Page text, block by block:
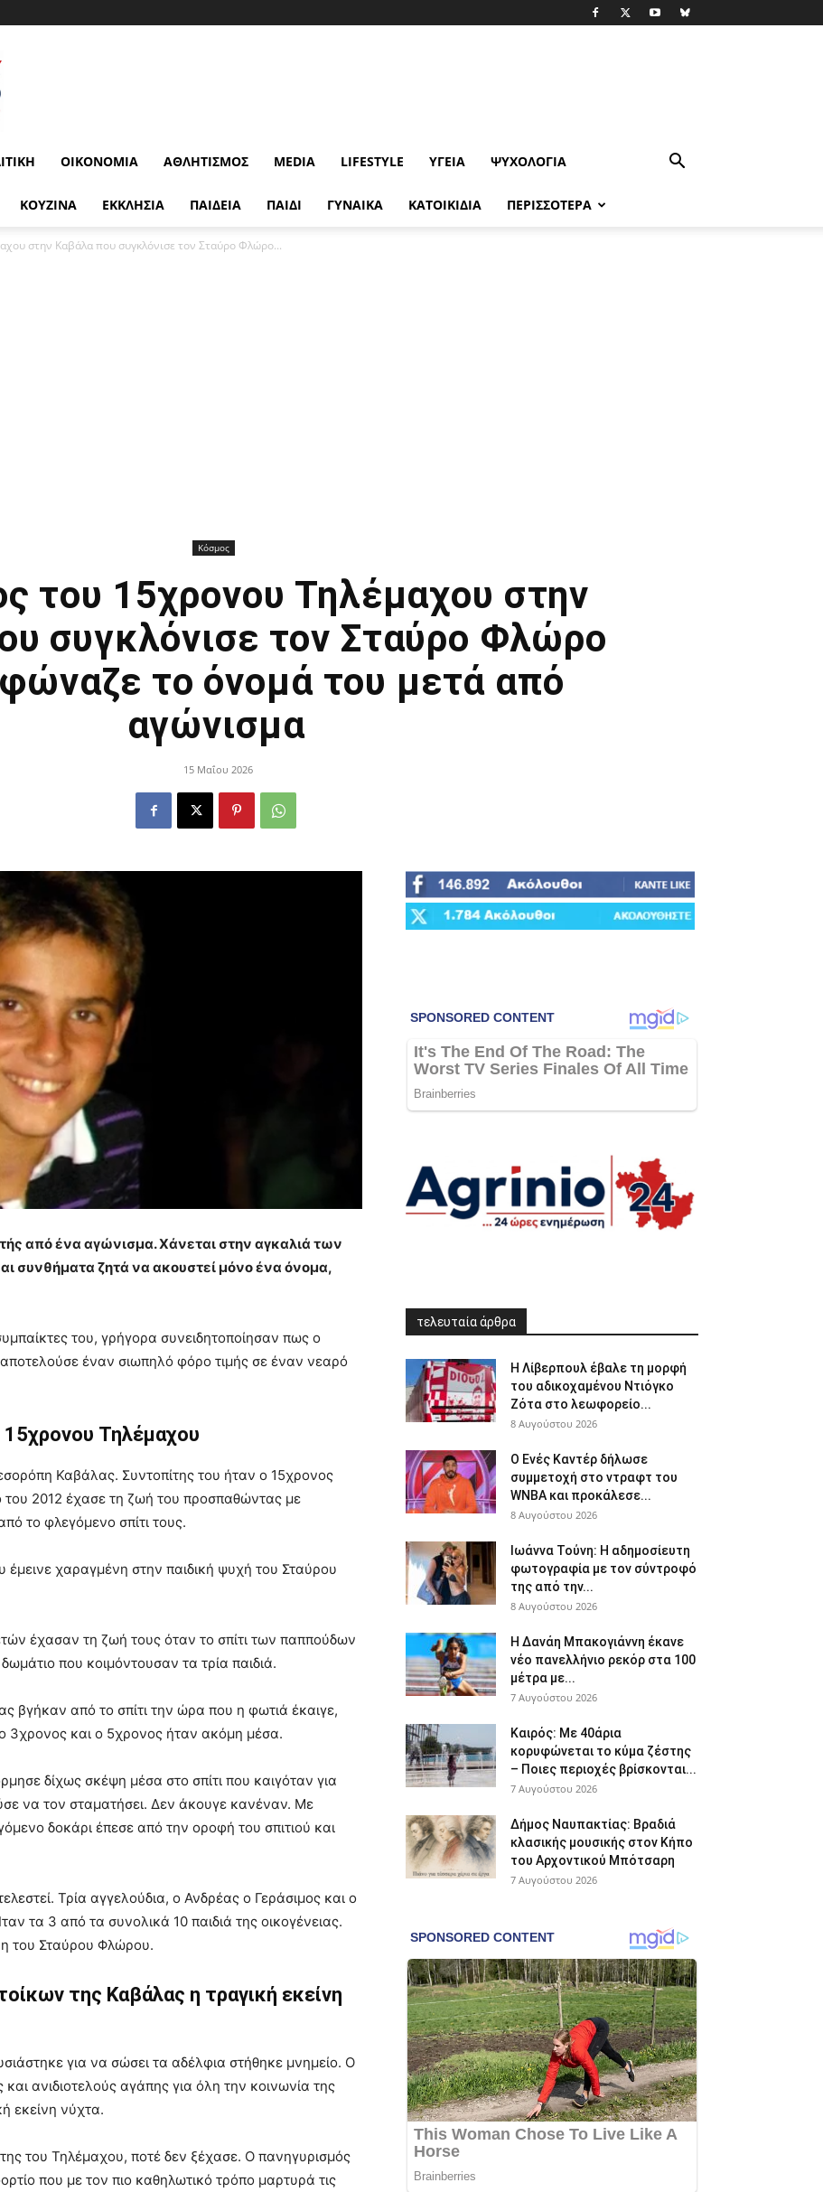
ΟΙΚΟΝΟΜΊΑ ΑΘΛΗΤΙΣΜΌΣ MEDIA LIFESTYLE ΥΓΕΊΑ ΨΥΧΟΛΟΓΙΑ
ΚΟΥΖΙΝΑ ΕΚΚΛΗΣΙΑ ΠΑΙΔΕΙΑ ΠΑΙΔΙ ΓΥΝΑΙΚΑ ΚΑΤΟΙΚΙΔΙΑ ΠΕΡΙΣΣΟΤΕΡΑ
στην Καβάλα που συγκλόνισε τον Σταύρο Φλώρο...
Κόσμος
του 15χρονου Τηλέμαχου στην
συγκλόνισε τον Σταύρο Φλώρο
φώναζε το όνομά του μετά από
αγώνισμα
15 Μαΐου 2026
από ένα αγώνισμα. Χάνεται στην αγκαλιά των
συνθήματα ζητά να ακουστεί μόνο ένα όνομα,
του, γρήγορα συνειδητοποίησαν πως ο
έναν σιωπηλό φόρο τιμής σε έναν νεαρό
15χρονου Τηλέμαχου
Καβάλας. Συντοπίτης του ήταν ο 15χρονος
του 2012 έχασε τη ζωή του προσπαθώντας με
το φλεγόμενο σπίτι τους.
έμεινε χαραγμένη στην παιδική ψυχή του Σταύρου
έχασαν τη ζωή τους όταν το σπίτι των παππούδων
που κοιμόντουσαν τα τρία παιδιά.
βγήκαν από το σπίτι την ώρα που η φωτιά έκαιγε,
3χρονος και ο 5χρονος ήταν ακόμη μέσα.
δίχως σκέψη μέσα στο σπίτι που καιγόταν για
να τον σταματήσει. Δεν άκουγε κανέναν. Με
δοκάρι έπεσε από την οροφή του σπιτιού και
Τρία αγγελούδια, ο Ανδρέας ο Γεράσιμος και ο
τα 3 από τα συνολικά 10 παιδιά της οικογένειας.
του Σταύρου Φλώρου.
της Καβάλας η τραγική εκείνη
για να σώσει τα αδέλφια στήθηκε μνημείο. Ο
ανιδιοτελούς αγάπης για όλη την κοινωνία της
εκείνη νύχτα.
του Τηλέμαχου, ποτέ δεν ξέχασε. Ο πανηγυρισμός
που με τον πιο καθηλωτικό τρόπο μαρτυρά τις
τελευταία άρθρα
Η Λίβερπουλ έβαλε τη μορφή
του αδικοχαμένου Ντιόγκο
Ζότα στο λεωφορείο...
8 Αυγούστου 2026
Ο Ενές Καντέρ δήλωσε
συμμετοχή στο ντραφτ του
WNBA και προκάλεσε...
8 Αυγούστου 2026
Ιωάννα Τούνη: Η αδημοσίευτη
φωτογραφία με τον σύντροφό
της από την...
8 Αυγούστου 2026
Η Δανάη Μπακογιάννη έκανε
νέο πανελλήνιο ρεκόρ στα 100
μέτρα με...
7 Αυγούστου 2026
Καιρός: Με 40άρια
κορυφώνεται το κύμα ζέστης
– Ποιες περιοχές βρίσκονται...
7 Αυγούστου 2026
Δήμος Ναυπακτίας: Βραδιά
κλασικής μουσικής στον Κήπο
του Αρχοντικού Μπότσαρη
7 Αυγούστου 2026